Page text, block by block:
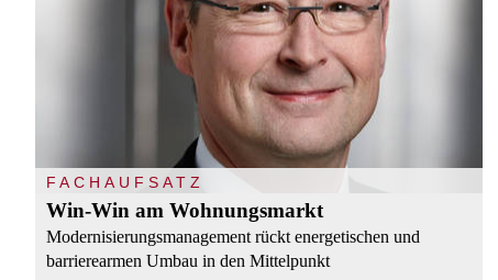
FACHAUFSATZ
Win-Win am Wohnungsmarkt
Modernisierungsmanagement rückt energetischen und
barrierearmen Umbau in den Mittelpunkt